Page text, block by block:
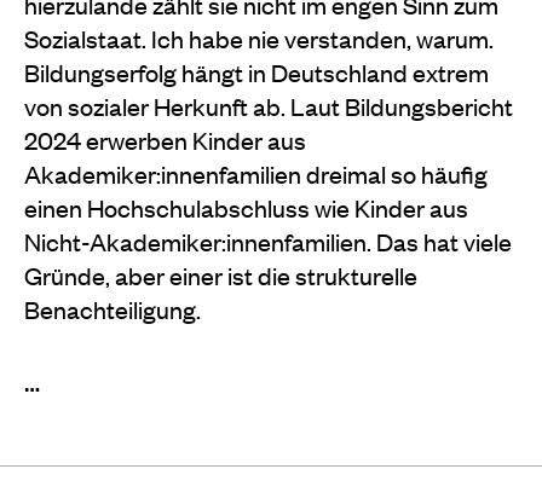
Sozialstaat. Ich habe nie verstanden, warum.
Bildungserfolg hängt in Deutschland extrem
von sozialer Herkunft ab. Laut Bildungsbericht
2024 erwerben Kinder aus
Akademiker:innenfamilien dreimal so häufig
einen Hochschulabschluss wie Kinder aus
Nicht-Akademiker:innenfamilien. Das hat viele
Gründe, aber einer ist die strukturelle
Benachteiligung.
…